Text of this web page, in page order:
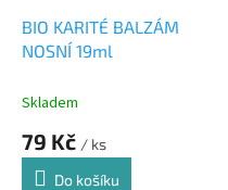
BIO KARITÉ BALZÁM
NOSNÍ 19ml
Skladem
79 Kč / ks
Do košíku